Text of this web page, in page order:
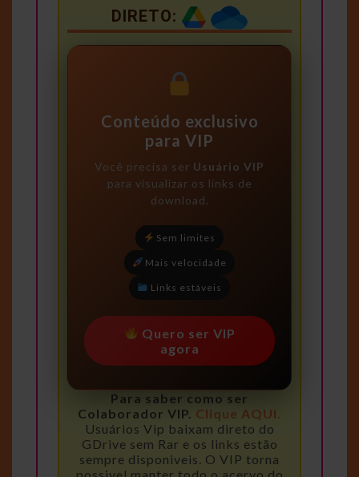
DIRETO:
Conteúdo exclusivo
para VIP
Você precisa ser Usuário VIP
para visualizar os links de
download.
Sem limites
Mais velocidade
Links estáveis
Quero ser VIP
agora
Para saber como ser
Colaborador VIP. Clique AQUI.
Usuários Vip baixam direto do
GDrive sem Rar e os links estão
sempre disponiveis. O VIP torna
possivel manter todo o acervo do